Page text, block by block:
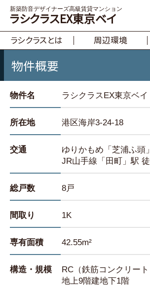
新築防音デザイナーズ高級賃貸マンション
ラシクラスEX東京ベイ
ラシクラスとは 周辺環境
物件概要
物件名 ラシクラスEX東京ベイ
所在地 港区海岸3-24-18
交通
ゆりかもめ「芝浦ふ頭
JR山手線「田町」駅
総戸数 8戸
間取り 1K
専有面積 42.55m²
構造・規模
RC（鉄筋コンクリート
地上9階建地下1階